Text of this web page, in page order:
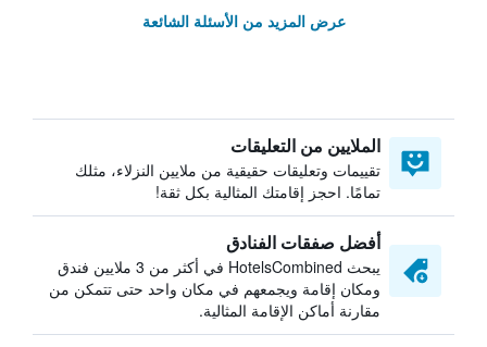
عرض المزيد من الأسئلة الشائعة
الملايين من التعليقات
تقييمات وتعليقات حقيقية من ملايين النزلاء، مثلك
تمامًا. احجز إقامتك المثالية بكل ثقة!
أفضل صفقات الفنادق
يبحث HotelsCombined في أكثر من 3 ملايين فندق
ومكان إقامة ويجمعهم في مكان واحد حتى تتمكن من
مقارنة أماكن الإقامة المثالية.